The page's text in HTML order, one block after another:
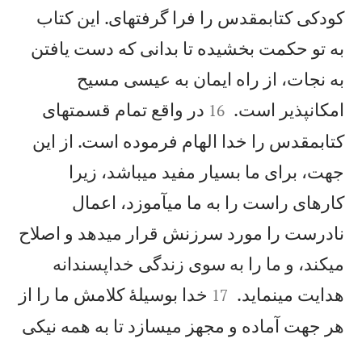
كودكی كتابمقدس را فرا گرفتهای. اين كتاب
به تو حكمت بخشيده تا بدانی كه دست يافتن
به نجات، از راه ايمان به عيسی مسيح
امكانپذير است. 

16 در واقع تمام قسمتهای
كتابمقدس را خدا الهام فرموده است. از اين
جهت، برای ما بسيار مفيد میباشد، زيرا
كارهای راست را به ما میآموزد، اعمال
نادرست را مورد سرزنش قرار میدهد و اصلاح
میكند، و ما را به سوی زندگی خداپسندانه
هدايت مینمايد. 

17 خدا بوسيلهٔ كلامش ما را از
هر جهت آماده و مجهز میسازد تا به همه نيكی